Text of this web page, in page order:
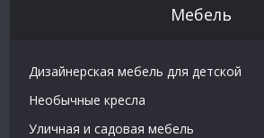
Мебель
Дизайнерская мебель для детской
Необычные кресла
Уличная и садовая мебель